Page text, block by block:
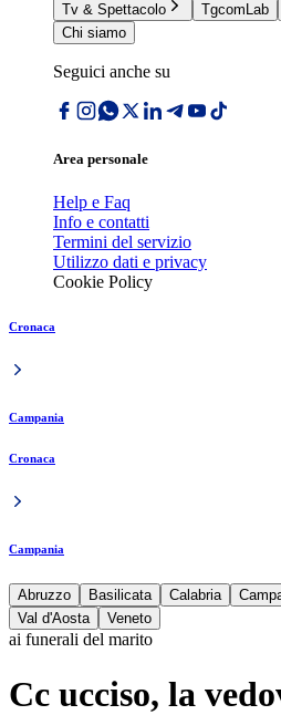
Tv & Spettacolo
TgcomLab
Chi siamo
Seguici anche su
Area personale
Help e Faq
Info e contatti
Termini del servizio
Utilizzo dati e privacy
Cookie Policy
Cronaca
Campania
Cronaca
Campania
Abruzzo Basilicata Calabria
Val d'Aosta
Veneto
ai funerali del marito
Cc ucciso, la